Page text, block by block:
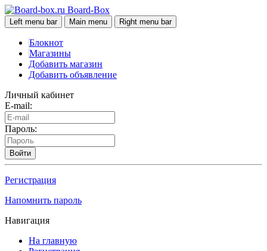
Board-Box
Left menu bar Main menu Right menu bar
Блокнот
Магазины
Добавить магазин
Добавить объявление
Личный кабинет
E-mail:
Пароль:
Войти
Регистрация
Напомнить пароль
Навигация
На главную